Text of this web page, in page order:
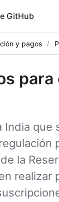
GitHub
y pagos
India que
la
realizar